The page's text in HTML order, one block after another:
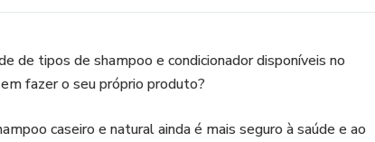
de tipos de shampoo e condicionador disponíveis no
fazer o seu próprio produto?
caseiro e natural ainda é mais seguro à saúde e ao